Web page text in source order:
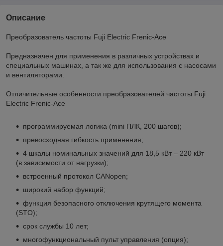
Описание
Преобразователь частоты Fuji Electric Frenic-Ace
Предназначен для применения в различных устройствах и
специальных машинах, а так же для использования с насосами
и вентиляторами.
Отличительные особенности преобразователей частоты Fuji
Electric Frenic-Ace
программируемая логика (mini ПЛК, 200 шагов);
превосходная гибкость применения;
4 шкалы номинальных значений для 18,5 кВт – 220 кВт
(в зависимости от нагрузки);
встроенный протокол CANopen;
широкий набор функций;
функция безопасного отключения крутящего момента
(STO);
срок службы 10 лет;
многофункциональный пульт управления (опция);